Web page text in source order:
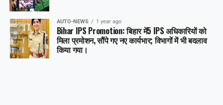
AUTO-NEWS 1 year ago
Bihar IPS Promotion: बिहार में5 IPS अधिकारियों को
मिला प्रमोशन, सौंपे गए नए कार्यभार; विभागों में भी बदलाव
किया गया।